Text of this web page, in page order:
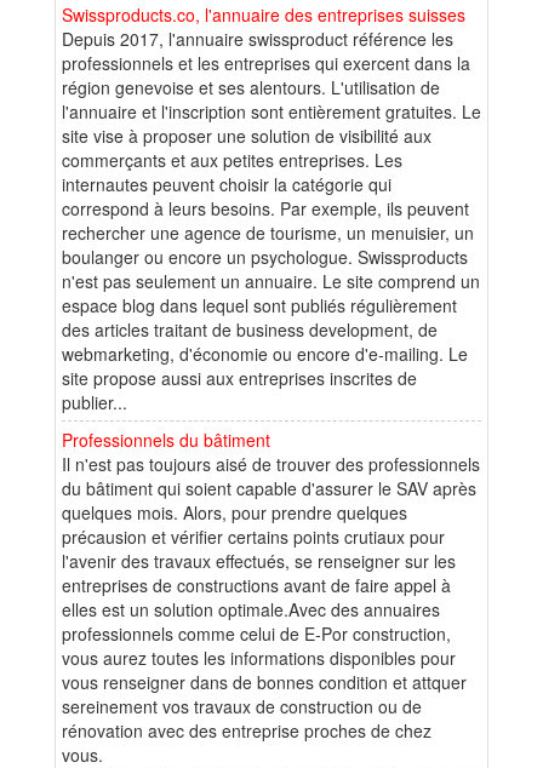
Swissproducts.co, l'annuaire des entreprises suisses
Depuis 2017, l'annuaire swissproduct référence les
professionnels et les entreprises qui exercent dans la
région genevoise et ses alentours. L'utilisation de
l'annuaire et l'inscription sont entièrement gratuites. Le
site vise à proposer une solution de visibilité aux
commerçants et aux petites entreprises. Les
internautes peuvent choisir la catégorie qui
correspond à leurs besoins. Par exemple, ils peuvent
rechercher une agence de tourisme, un menuisier, un
boulanger ou encore un psychologue. Swissproducts
n'est pas seulement un annuaire. Le site comprend un
espace blog dans lequel sont publiés régulièrement
des articles traitant de business development, de
webmarketing, d'économie ou encore d'e-mailing. Le
site propose aussi aux entreprises inscrites de
publier...
Professionnels du bâtiment
Il n'est pas toujours aisé de trouver des professionnels
du bâtiment qui soient capable d'assurer le SAV après
quelques mois. Alors, pour prendre quelques
précausion et vérifier certains points crutiaux pour
l'avenir des travaux effectués, se renseigner sur les
entreprises de constructions avant de faire appel à
elles est un solution optimale.Avec des annuaires
professionnels comme celui de E-Por construction,
vous aurez toutes les informations disponibles pour
vous renseigner dans de bonnes condition et attquer
sereinement vos travaux de construction ou de
rénovation avec des entreprise proches de chez
vous.